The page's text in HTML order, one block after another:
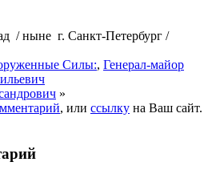
/ ныне г. Санкт-Петербург /
Силы:, Генерал-майор
»
, или ссылку на Ваш сайт.